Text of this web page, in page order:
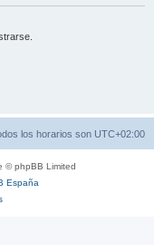
los horarios son UTC+02:00
© phpBB Limited
España